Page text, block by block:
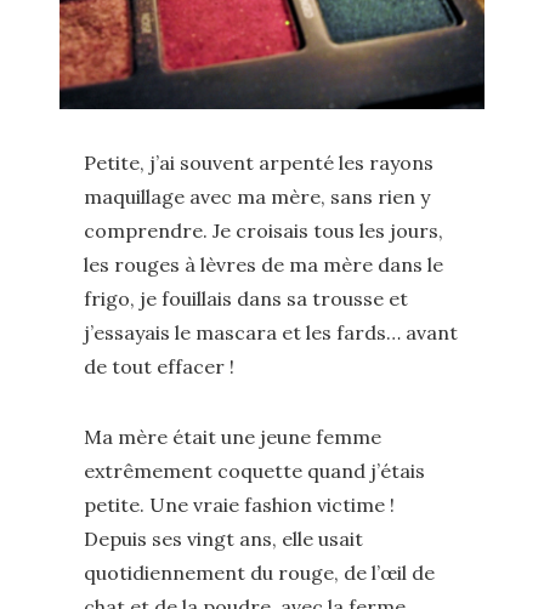
Petite, j’ai souvent arpenté les rayons
maquillage avec ma mère, sans rien y
comprendre. Je croisais tous les jours,
les rouges à lèvres de ma mère dans le
frigo, je fouillais dans sa trousse et
j’essayais le mascara et les fards… avant
de tout effacer !
Ma mère était une jeune femme
extrêmement coquette quand j’étais
petite. Une vraie fashion victime !
Depuis ses vingt ans, elle usait
quotidiennement du rouge, de l’œil de